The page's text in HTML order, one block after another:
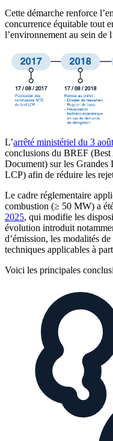
Cette démarche renforce
concurrence équitable tout
l’environnement au sein de
L’arrêté ministériel du 3
conclusions du BREF
Document) sur les
LCP) afin de réduire les
Le cadre réglementaire
combustion (≥ 50 MW) a
2025, qui modifie les
évolution introduit
d’émission, les modalités
techniques applicables à
Voici les principales